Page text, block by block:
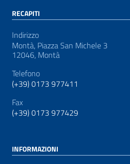
RECAPITI
Indirizzo
Montà, Piazza San Michele 3
12046, Montà
Telefono
(+39) 0173 977411
Fax
(+39) 0173 977429
INFORMAZIONI